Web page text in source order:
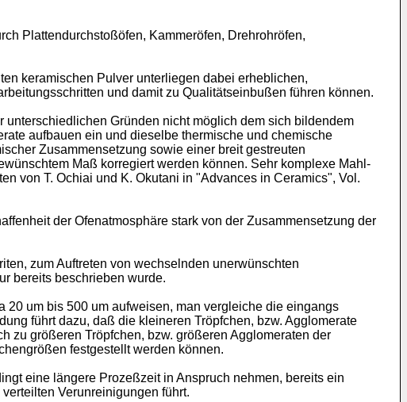
Plattendurchstoßöfen, Kammeröfen, Drehrohröfen,
keramischen Pulver unterliegen dabei erheblichen,
und damit zu Qualitätseinbußen führen können.
Gründen nicht möglich dem sich bildendem
aufbauen ein und dieselbe thermische und chemische
Zusammensetzung sowie einer breit gestreuten
Maß korregiert werden können. Sehr komplexe Mahl-
von T. Ochiai und K. Okutani in "Advances in Ceramics", Vol.
der Ofenatmosphäre stark von der Zusammensetzung der
zum Auftreten von wechselnden unerwünschten
bereits beschrieben wurde.
20 um bis 500 um aufweisen, man vergleiche die eingangs
führt dazu, daß die kleineren Tröpfchen, bzw. Agglomerate
zu größeren Tröpfchen, bzw. größeren Agglomeraten der
festgestellt werden können.
eine längere Prozeßzeit in Anspruch nehmen, bereits ein
Verunreinigungen führt.